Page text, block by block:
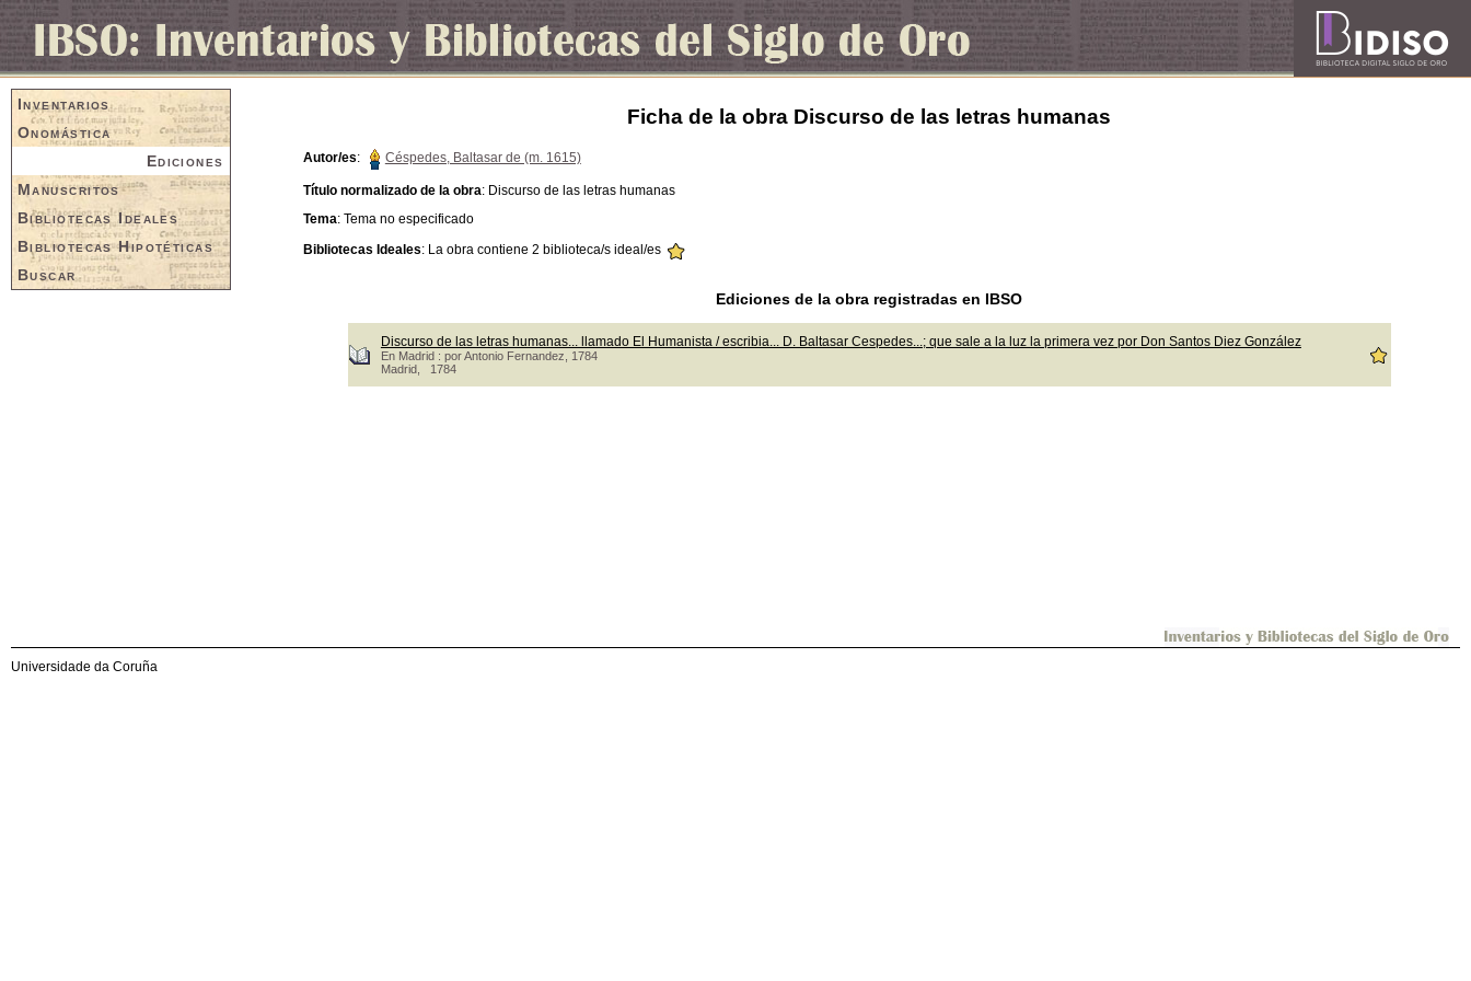
Inventarios
Onomástica
Ediciones
Manuscritos
Bibliotecas Ideales
Bibliotecas Hipotéticas
Buscar
Ficha de la obra Discurso de las letras humanas
Autor/es: Céspedes, Baltasar de (m. 1615)
Título normalizado de la obra: Discurso de las letras humanas
Tema: Tema no especificado
Bibliotecas Ideales: La obra contiene 2 biblioteca/s ideal/es
Ediciones de la obra registradas en IBSO
Discurso de las letras humanas... llamado El Humanista / escribia... D. Baltasar Cespedes...; que sale a la luz la primera vez por Don Santos Diez González
En Madrid : por Antonio Fernandez, 1784
Madrid, 1784
Universidade da Coruña